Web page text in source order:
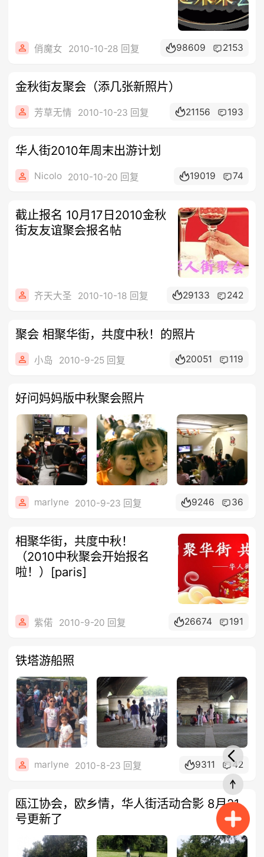
俏魔女 2010-10-28 回复 98609 2153
金秋街友聚会（添几张新照片）
芳草无情 2010-10-23 回复 21156 193
华人街2010年周末出游计划
Nicolo 2010-10-20 回复 19019 74
截止报名 10月17日2010金秋
街友友谊聚会报名帖
齐天大圣 2010-10-18 回复 29133 242
聚会 相聚华街，共度中秋！的照片
小岛 2010-9-25 回复 20051 119
好问妈妈版中秋聚会照片
marlyne 2010-9-23 回复 9246 36
相聚华街，共度中秋！
（2010中秋聚会开始报名
啦！）[paris]
紫偌 2010-9-20 回复 26674 191
铁塔游船照
marlyne 2010-8-23 回复 9311 42
瓯江协会，欧乡情，华人街活动合影 8月21
号更新了